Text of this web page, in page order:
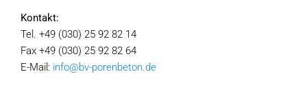
Kontakt:
Tel. +49 (030) 25 92 82 14
Fax +49 (030) 25 92 82 64
E-Mail: info@bv-porenbeton.de